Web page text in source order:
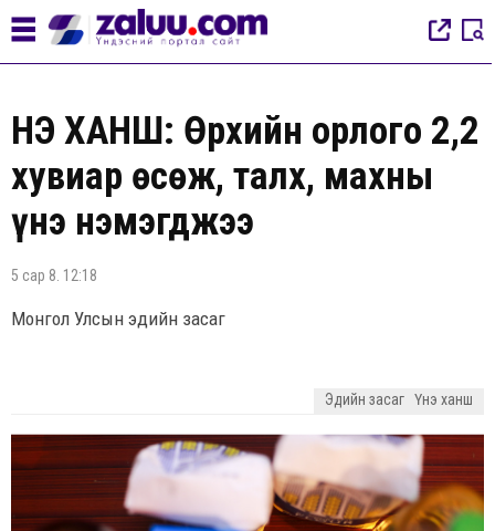
ҮНЭ ХАНШ: Өрхийн орлого 2,2
хувиар өсөж, талх, махны
үнэ нэмэгджээ
5 сар 8. 12:18
Монгол Улсын эдийн засаг
Эдийн засаг Үнэ ханш